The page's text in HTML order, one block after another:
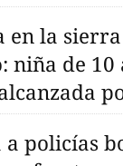
en la
niña de 10
policías